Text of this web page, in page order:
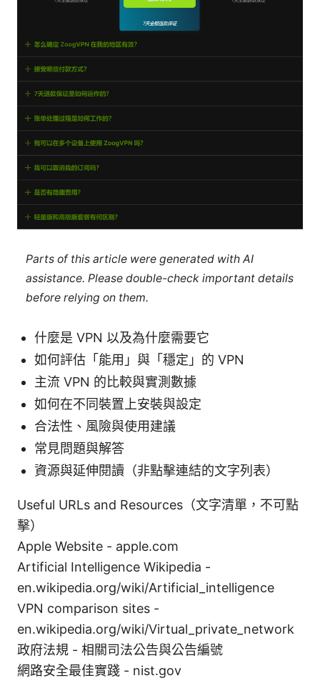
Parts of this article were generated with AI
assistance. Please double-check important details
before relying on them.
什麼是 VPN 以及為什麼需要它
如何評估「能用」與「穩定」的 VPN
主流 VPN 的比較與實測數據
如何在不同裝置上安裝與設定
合法性、風險與使用建議
常見問題與解答
資源與延伸閱讀（非點擊連結的文字列表）
Useful URLs and Resources（文字清單，不可點
擊）
Apple Website - apple.com
Artificial Intelligence Wikipedia -
en.wikipedia.org/wiki/Artificial_intelligence
VPN comparison sites -
en.wikipedia.org/wiki/Virtual_private_network
政府法規 - 相關司法公告與公告編號
網路安全最佳實踐 - nist.gov